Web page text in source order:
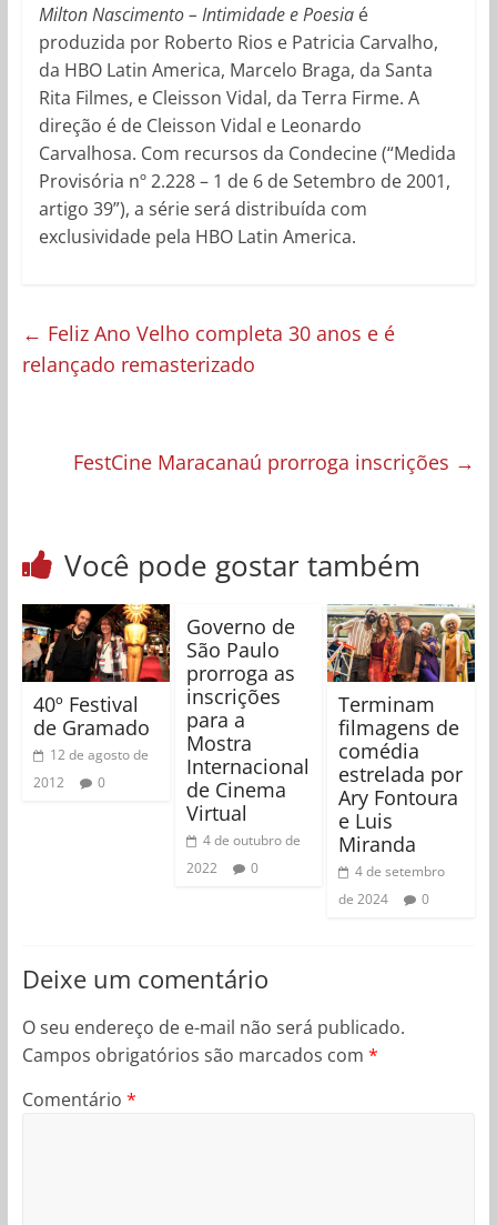
Milton Nascimento – Intimidade e Poesiaé
produzida por Roberto Rios e Patricia Carvalho,
da HBO Latin America, Marcelo Braga, da Santa
Rita Filmes, e Cleisson Vidal, da Terra Firme. A
direção é de Cleisson Vidal e Leonardo
Carvalhosa. Com recursos da Condecine (“Medida
Provisória nº 2.228 – 1 de 6 de Setembro de 2001,
artigo 39”), a série será distribuída com
exclusividade pela HBO Latin America.
← Feliz Ano Velho completa 30 anos e é
relançado remasterizado
FestCine Maracanaú prorroga inscrições →
Você pode gostar também
40º Festival
de Gramado
12 de agosto de
2012
0
Governo de
São Paulo
prorroga as
inscrições
para a
Mostra
Internacional
de Cinema
Virtual
4 de outubro de
2022
0
Terminam
filmagens de
comédia
estrelada por
Ary Fontoura
e Luis
Miranda
4 de setembro
de 2024
0
Deixe um comentário
O seu endereço de e-mail não será publicado.
Campos obrigatórios são marcados com *
Comentário *